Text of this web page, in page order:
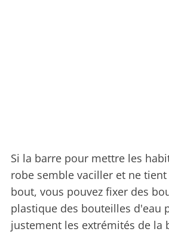
Si la barre pour mettre les
robe semble vaciller et ne
bout, vous pouvez fixer des
plastique des bouteilles d'eau
justement les extrémités de la